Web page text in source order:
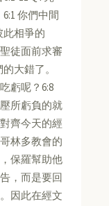
你們中間
此相爭的
徒面前求審
大錯了。
虧呢？6:8
所虧負的就
齊今天的經
林多教會的
保羅幫助他
，而是要回
因此在經文